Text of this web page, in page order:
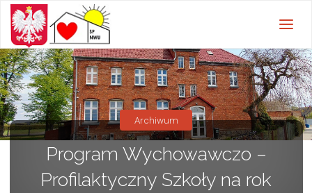
Ujskiej z
oddziałami
przedszkolnymi
Program Wychowawczo –
Profilaktyczny Szkoły na rok
Archiwum